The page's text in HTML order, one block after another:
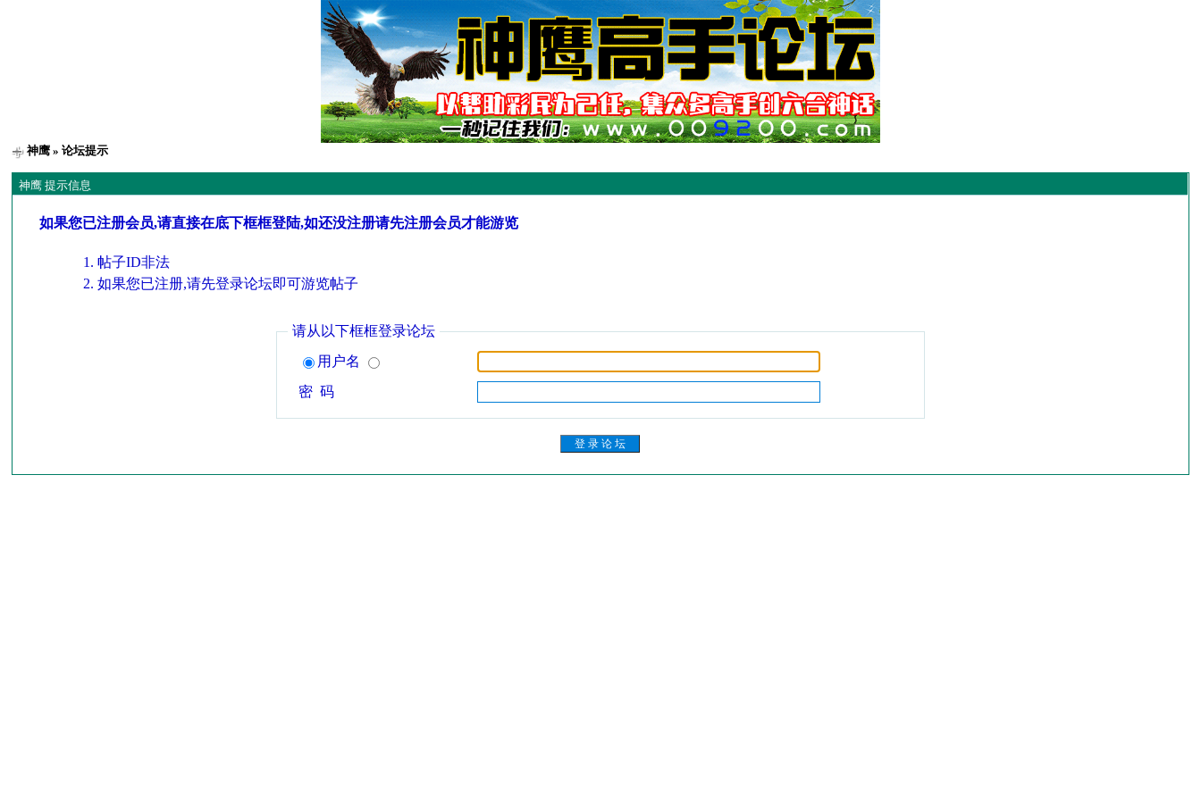
神鹰 » 论坛提示
神鹰 提示信息
如果您已注册会员,请直接在底下框框登陆,如还没注册请先注册会员才能游览
帖子ID非法
如果您已注册,请先登录论坛即可游览帖子
请从以下框框登录论坛
用户名
密 码